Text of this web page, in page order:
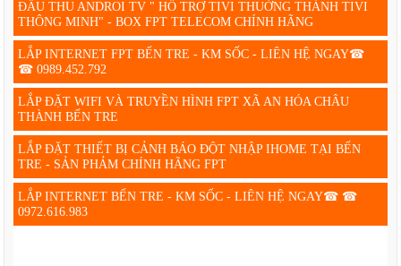
ĐẦU THU ANDROI TV " HỖ TRỢ TIVI THUỜNG THÀNH TIVI
THÔNG MINH" - BOX FPT TELECOM CHÍNH HÃNG
LẮP INTERNET FPT BẾN TRE - KM SỐC - LIÊN HỆ NGAY☎
☎ 0989.452.792
LẮP ĐẶT WIFI VÀ TRUYỀN HÌNH FPT XÃ AN HÓA CHÂU
THÀNH BẾN TRE
LẮP ĐẶT THIẾT BỊ CẢNH BÁO ĐỘT NHẬP IHOME TẠI BẾN
TRE - SẢN PHẢM CHÍNH HÃNG FPT
LẮP INTERNET BẾN TRE - KM SỐC - LIÊN HỆ NGAY☎ ☎
0972.616.983